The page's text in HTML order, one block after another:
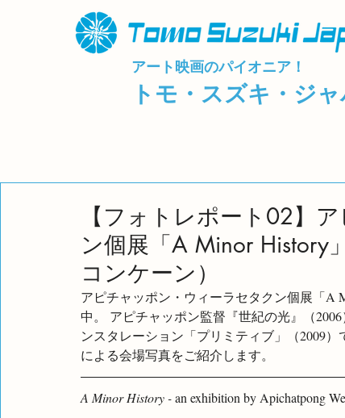
アート映画のパイオニア！
トモ・スズキ・ジ
【フォトレポート02】
ン個展「A Minor History
コンケーン）
アピチャッポン・ウィーラセタクン個展「A
中。 アピチャッポン監督『世紀の光』（
ンスタレーション「プリミティブ」（2009
による会場写真をご紹介します。
A Minor History - an exhibition by Apichatpong